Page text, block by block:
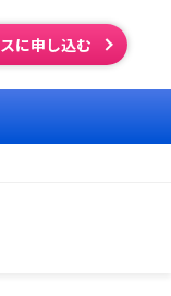
に申し込む